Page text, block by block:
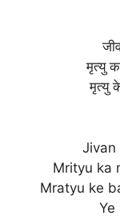
मृत्यु
मृत्यु
Jivan
Mrityu ka
Mratyu ke
Ye